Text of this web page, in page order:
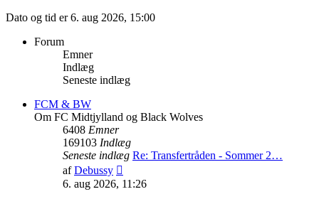
Dato og tid er 6. aug 2026, 15:00
Forum
Emner
Indlæg
Seneste indlæg
FCM & BW
Om FC Midtjylland og Black Wolves
6408 Emner
169103 Indlæg
Seneste indlæg Re: Transfertråden - Sommer 2…
afDebussy
det
6. aug 2026, 11:26